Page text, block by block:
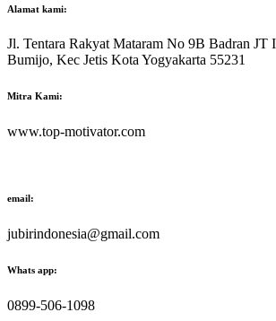
Alamat kami:
Jl. Tentara Rakyat Mataram No 9B Badran JT
Bumijo, Kec Jetis Kota Yogyakarta 55231
Mitra Kami:
www.top-motivator.com
email:
jubirindonesia@gmail.com
Whats app:
0899-506-1098